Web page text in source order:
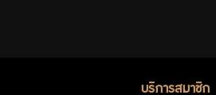
บริการสมาชิก